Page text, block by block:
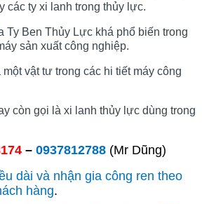
các ty xi lanh trong thủy lực.
Ty Ben Thủy Lực khá phổ biến trong
sản xuất công nghiệp.
vật tư trong các hi tiết máy công
còn gọi là xi lanh thủy lực dùng trong
– 0937812788 (Mr Dũng)
dài và nhận gia công ren theo
hàng.